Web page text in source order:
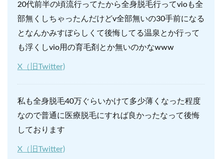
20代前半の頃流行ってたから全身脱毛行ってvioも全
部無くしちゃったんだけどv全部無いの30手前になる
となんかみすぼらしくて後悔してる温泉とか行って
も浮くしvio用の育毛剤とか無いのかなwww
X（旧Twitter)
私も全身脱毛40万ぐらいかけて多少薄くなった程度
なので普通に医療脱毛にすれば良かったなって後悔
しております
X（旧Twitter)